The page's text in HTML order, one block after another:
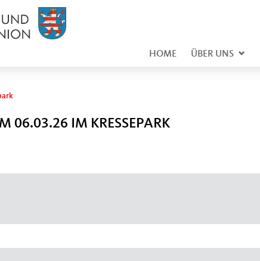
HOME ÜBER UNS
06.03.26 IM KRESSEPARK